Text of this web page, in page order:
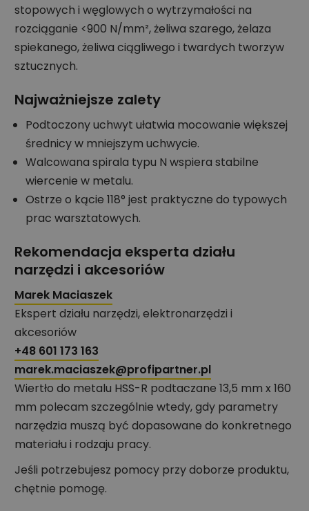
stopowych i węglowych o wytrzymałości na
rozciąganie <900 N/mm², żeliwa szarego, żelaza
spiekanego, żeliwa ciągliwego i twardych tworzyw
sztucznych.
Najważniejsze zalety
Podtoczony uchwyt ułatwia mocowanie większej
średnicy w mniejszym uchwycie.
Walcowana spirala typu N wspiera stabilne
wiercenie w metalu.
Ostrze o kącie 118° jest praktyczne do typowych
prac warsztatowych.
Rekomendacja eksperta działu
narzędzi i akcesoriów
Marek Maciaszek
Ekspert działu narzędzi, elektronarzędzi i
akcesoriów
+48 601 173 163
marek.maciaszek@profipartner.pl
Wiertło do metalu HSS-R podtaczane 13,5 mm x 160
mm polecam szczególnie wtedy, gdy parametry
narzędzia muszą być dopasowane do konkretnego
materiału i rodzaju pracy.
Jeśli potrzebujesz pomocy przy doborze produktu,
chętnie pomogę.